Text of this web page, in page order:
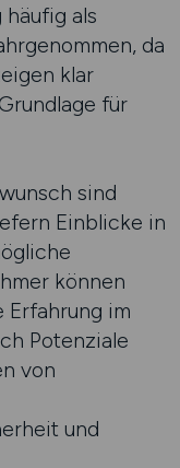
als
da
klar
für
sind
Einblicke in
können
im
Potenziale
von
und